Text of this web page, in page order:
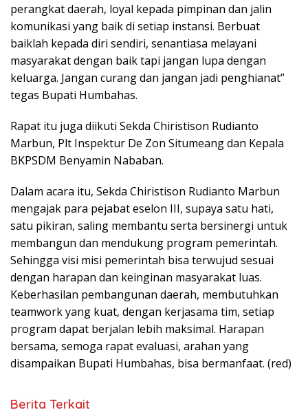
perangkat daerah, loyal kepada pimpinan dan jalin
komunikasi yang baik di setiap instansi. Berbuat
baiklah kepada diri sendiri, senantiasa melayani
masyarakat dengan baik tapi jangan lupa dengan
keluarga. Jangan curang dan jangan jadi penghianat”
tegas Bupati Humbahas.
Rapat itu juga diikuti Sekda Chiristison Rudianto
Marbun, Plt Inspektur De Zon Situmeang dan Kepala
BKPSDM Benyamin Nababan.
Dalam acara itu, Sekda Chiristison Rudianto Marbun
mengajak para pejabat eselon III, supaya satu hati,
satu pikiran, saling membantu serta bersinergi untuk
membangun dan mendukung program pemerintah.
Sehingga visi misi pemerintah bisa terwujud sesuai
dengan harapan dan keinginan masyarakat luas.
Keberhasilan pembangunan daerah, membutuhkan
teamwork yang kuat, dengan kerjasama tim, setiap
program dapat berjalan lebih maksimal. Harapan
bersama, semoga rapat evaluasi, arahan yang
disampaikan Bupati Humbahas, bisa bermanfaat. (red)
Berita Terkait